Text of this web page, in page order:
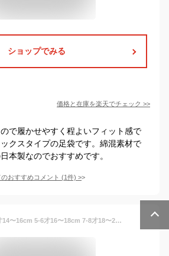
ショップでみる
価格と在庫を楽天でチェック >>
で履かせやすく程よいフィット感で
クスタイプの足袋です。綿混素材で
本製なのでおすすめです。
おすすめコメント (1件) >
足袋 子供用 3-4才14〜16cm 5-6才16〜18cm 7-8才18〜20cm 紺色かかし柄 こども足袋 七五三 着物 3歳 5歳 7歳 男の子 男児